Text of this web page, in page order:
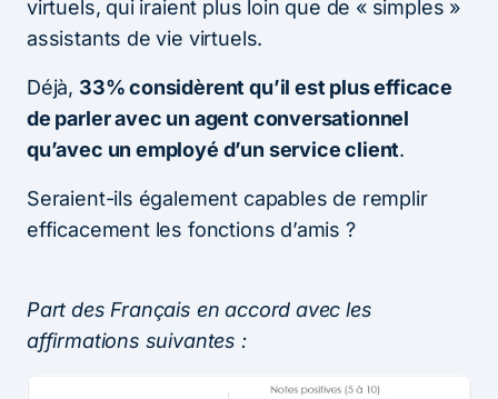
virtuels, qui iraient plus loin que de « simples »
assistants de vie virtuels.
Déjà, 33% considèrent qu’il est plus efficace
de parler avec un agent conversationnel
qu’avec un employé d’un service client.
Seraient-ils également capables de remplir
efficacement les fonctions d’amis ?
Part des Français en accord avec les
affirmations suivantes :